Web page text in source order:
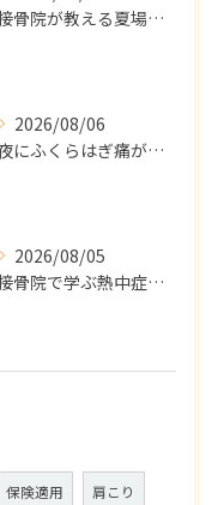
接骨院が教える夏場の冷え対策法
2026/08/06
夜にふくらはぎ痛がつらい原因と対処法
2026/08/05
接骨院で学ぶ熱中症の早期発見サイン
保険適用 肩こり